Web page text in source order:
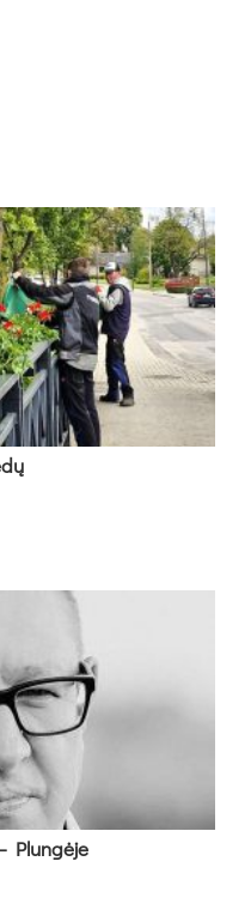
Plun­gė­je